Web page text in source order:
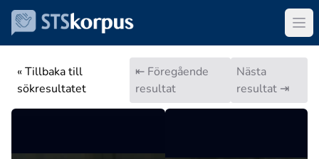
« Tillbaka till
sökresultatet
⇤ Föregående
resultat
Nästa
resultat ⇥